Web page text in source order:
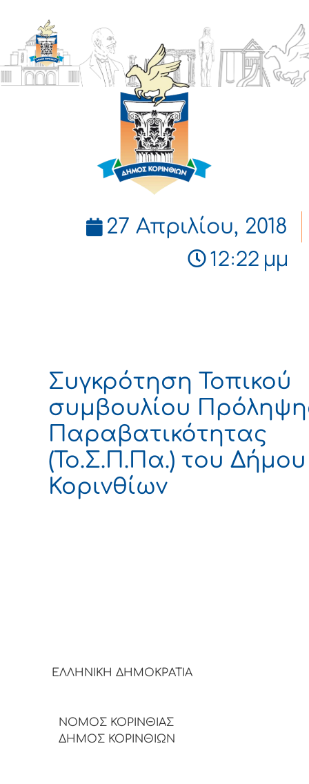
ΔΗΜΟΣ
ΚΟΡΙΝΘΙΩΝ
27 Απριλίου, 2018
12:22 μμ
Συγκρότηση Τοπικού
συμβουλίου
Παραβατικότητας
(Το.Σ.Π.Πα.) του Δήμου
Κορινθίων
ΕΛΛΗΝΙΚΗ ΔΗΜΟΚΡΑΤΙΑ
ΝΟΜΟΣ ΚΟΡΙΝΘΙΑΣ
ΔΗΜΟΣ ΚΟΡΙΝΘΙΩΝ